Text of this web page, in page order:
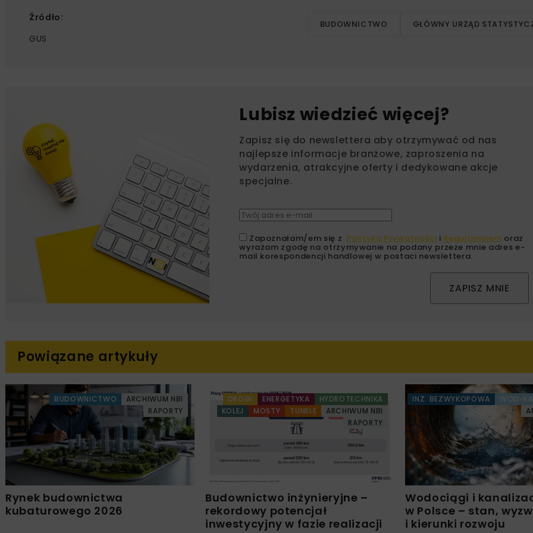
Źródło:
GUS
BUDOWNICTWO GŁÓWNY URZĄD
Lubisz wiedzieć więcej?
Zapisz się do newslettera aby otrzymywać od nas
najlepsze informacje branżowe, zaproszenia na
wydarzenia, atrakcyjne oferty i dedykowane akcje
specjalne.
Zapoznałam/em się z Polityką Prywatności i Regulaminem oraz
wyrażam zgodę na otrzymywanie na podany przeze mnie adres e-
mail korespondencji handlowej w postaci newslettera.
ZAPISZ MNIE
Powiązane artykuły
BUDOWNICTWO
ARCHIWUM NBI
RAPORTY
Rynek budownictwa
kubaturowego 2026
DROGI ENERGETYKA
HYDROTECHNIKA
KOLEJ
MOSTY TUNELE
ARCHIWUM NBI
RAPORTY
Budownictwo inżynieryjne –
rekordowy potencjał
inwestycyjny w fazie realizacji
INŻ. BEZWYKOPOWA
WOD-
Wodociągi i
w Polsce – stan,
i kierunki rozwoju